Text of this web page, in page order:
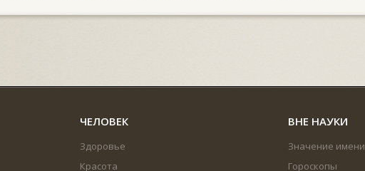
ЧЕЛОВЕК
Здоровье
Красота
ВНЕ НАУКИ
Значение имени
Гороскопы